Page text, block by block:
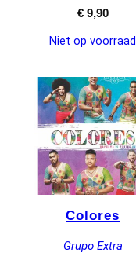
€9,90
Niet op voorraad
Colores
Grupo Extra